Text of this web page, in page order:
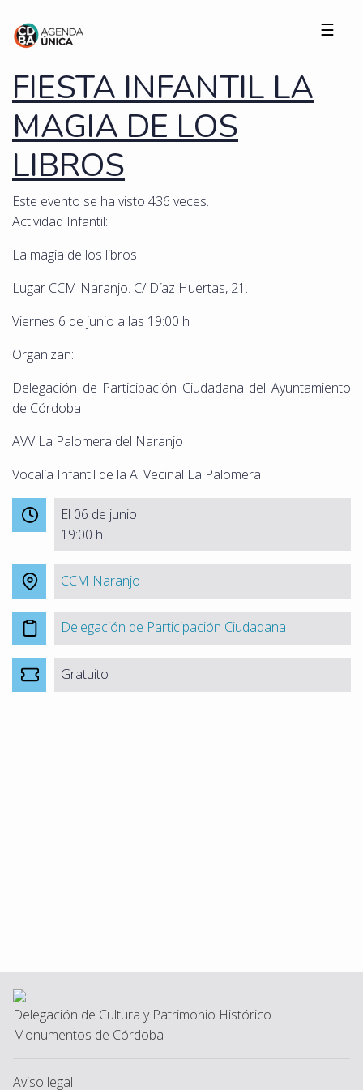
☰
FIESTA INFANTIL LA
MAGIA DE LOS
LIBROS
Este evento se ha visto 436 veces.
Actividad Infantil:
La magia de los libros
Lugar CCM Naranjo. C/ Díaz Huertas, 21.
Viernes 6 de junio a las 19:00 h
Organizan:
Delegación de Participación Ciudadana del Ayuntamiento
de Córdoba
AVV La Palomera del Naranjo
Vocalía Infantil de la A. Vecinal La Palomera
El 06 de junio
19:00 h.
CCM Naranjo
Delegación de Participación Ciudadana
Gratuito
Delegación de Cultura y Patrimonio Histórico
Monumentos de Córdoba
Aviso legal